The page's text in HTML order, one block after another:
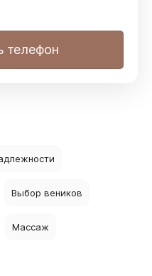
телефон
Выбор веников
Массаж